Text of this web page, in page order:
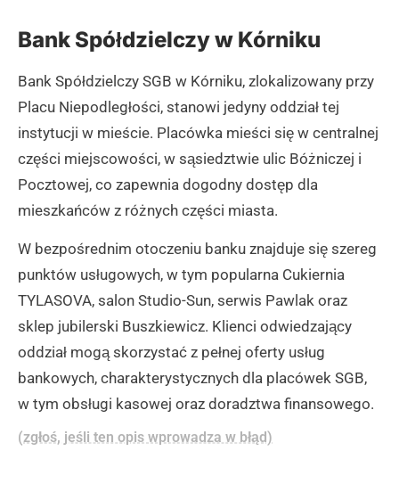
Bank Spółdzielczy w Kórniku
Bank Spółdzielczy SGB w Kórniku, zlokalizowany przy
Placu Niepodległości, stanowi jedyny oddział tej
instytucji w mieście. Placówka mieści się w centralnej
części miejscowości, w sąsiedztwie ulic Bóżniczej i
Pocztowej, co zapewnia dogodny dostęp dla
mieszkańców z różnych części miasta.
W bezpośrednim otoczeniu banku znajduje się szereg
punktów usługowych, w tym popularna Cukiernia
TYLASOVA, salon Studio-Sun, serwis Pawlak oraz
sklep jubilerski Buszkiewicz. Klienci odwiedzający
oddział mogą skorzystać z pełnej oferty usług
bankowych, charakterystycznych dla placówek SGB,
w tym obsługi kasowej oraz doradztwa finansowego.
(zgłoś, jeśli ten opis wprowadza w błąd)